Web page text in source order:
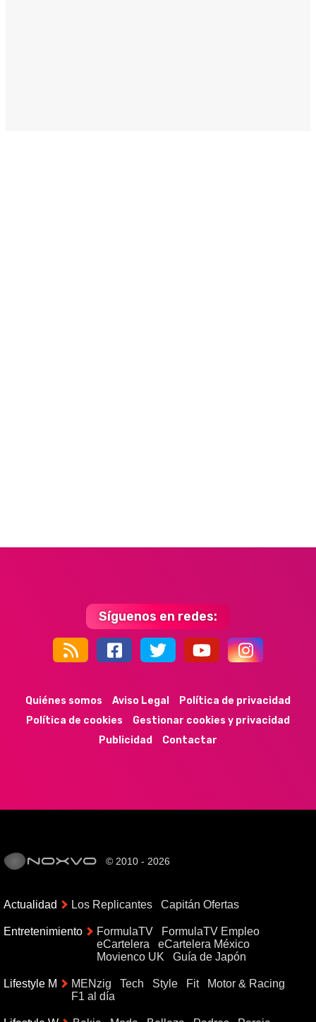
Síguenos en redes:
Quiénes somos Aviso Legal
Política de privacidad
Política de cookies
Gestionar cookies y privacidad
Publicidad
Contactar
© 2010 - 2026
Actualidad Los Replicantes Capitán Ofertas
Entretenimiento FormulaTV
FormulaTV Empleo
eCartelera
eCartelera México
Movienco UK
Guía de Japón
Lifestyle M MENzig Tech Style Fit
Motor & Racing
F1 al día